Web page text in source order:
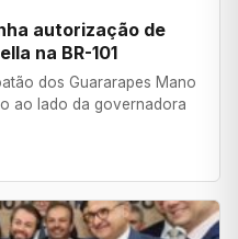
autorização de
na BR-101
dos Guararapes Mano
ao lado da governadora